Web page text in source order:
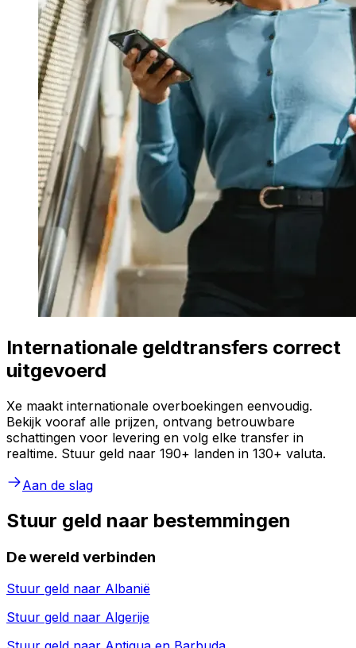
Internationale geldtransfers correct
uitgevoerd
Xe maakt internationale overboekingen eenvoudig.
Bekijk vooraf alle prijzen, ontvang betrouwbare
schattingen voor levering en volg elke transfer in
realtime. Stuur geld naar 190+ landen in 130+ valuta.
Aan de slag
Stuur geld naar bestemmingen
De wereld verbinden
Stuur geld naar Albanië
Stuur geld naar Algerije